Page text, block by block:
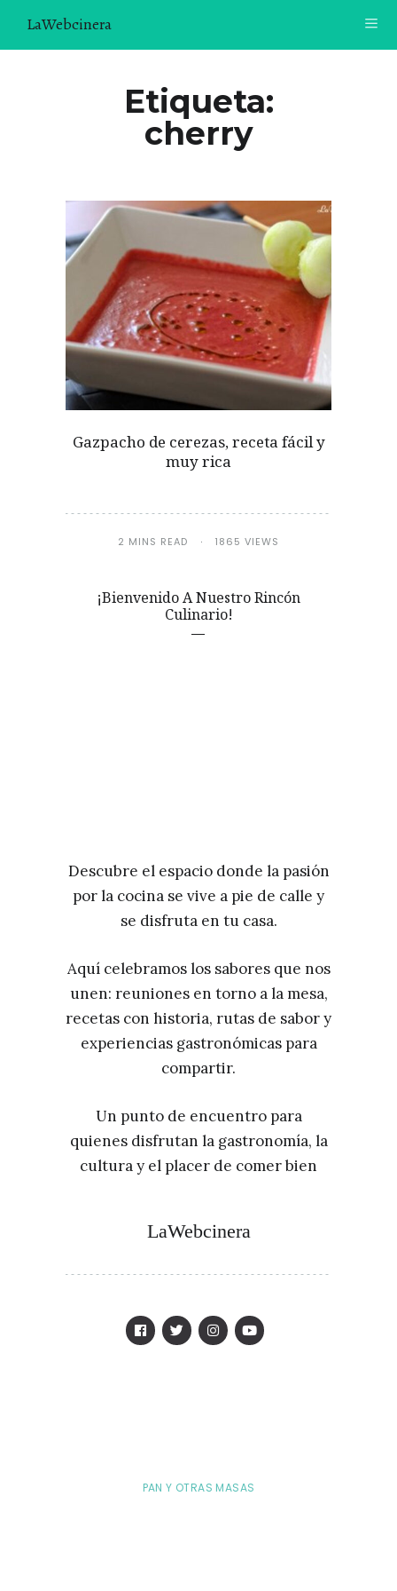
LaWebcinera
SOBRE MÍ
¿TE GUSTARÍA UNIRTE A NUESTRA AVENTURA GASTRON
ÓMICA?
ÚNETE A LA NEWSLETTER
RECOMENDACIONES
Etiqueta:
cherry
Gazpacho de cerezas, receta fácil y
muy rica
2 MINS READ 1865 VIEWS
¡Bienvenido A Nuestro Rincón
Culinario!
Descubre el espacio donde la pasión
por la cocina se vive a pie de calle y
se disfruta en tu casa.
Aquí celebramos los sabores que nos
unen: reuniones en torno a la mesa,
recetas con historia, rutas de sabor y
experiencias gastronómicas para
compartir.
Un punto de encuentro para
quienes disfrutan la gastronomía, la
cultura y el placer de comer bien
LaWebcinera
PAN Y OTRAS MASAS